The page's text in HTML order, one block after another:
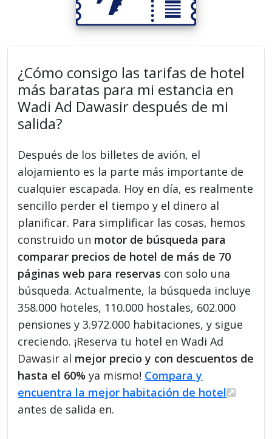
¿Cómo consigo las tarifas de hotel
más baratas para mi estancia en
Wadi Ad Dawasir después de mi
salida?
Después de los billetes de avión, el
alojamiento es la parte más importante de
cualquier escapada. Hoy en día, es realmente
sencillo perder el tiempo y el dinero al
planificar. Para simplificar las cosas, hemos
construido un motor de búsqueda para
comparar precios de hotel de más de 70
páginas web para reservas con solo una
búsqueda. Actualmente, la búsqueda incluye
358.000 hoteles, 110.000 hostales, 602.000
pensiones y 3.972.000 habitaciones, y sigue
creciendo. ¡Reserva tu hotel en Wadi Ad
Dawasir al mejor precio y con descuentos de
hasta el 60% ya mismo! Compara y
encuentra la mejor habitación de hotel
antes de salida en.